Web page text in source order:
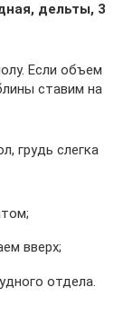
дельты, 3
Если объем
ставим на
грудь слегка
вверх;
отдела.